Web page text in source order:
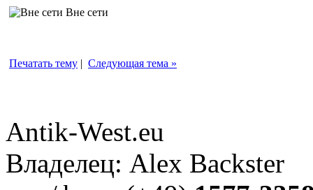
Вне сети
Печатать тему | Следующая тема »
Antik-West.eu
Владелец: Alex Backster